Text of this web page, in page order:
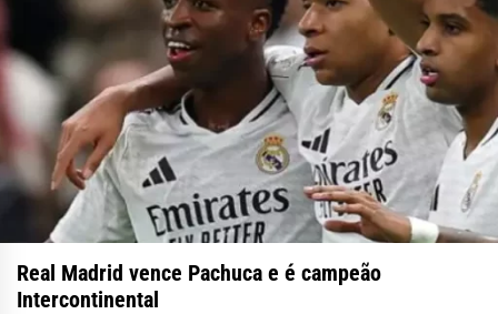
Real Madrid vence Pachuca e é campeão
Intercontinental